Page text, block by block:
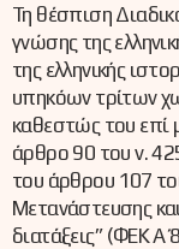
Τη θέσπιση
γνώσης της
της ελληνικής
υπηκόων τρίτων
καθεστώς του επί
άρθρο 90 του ν.
του άρθρου 107
Μετανάστευσης
διατάξεις” (ΦΕΚ Α΄